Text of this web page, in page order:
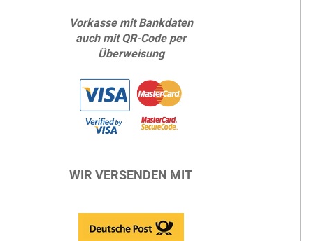
Vorkasse mit Bankdaten
auch mit QR-Code per
Überweisung
WIR VERSENDEN MIT